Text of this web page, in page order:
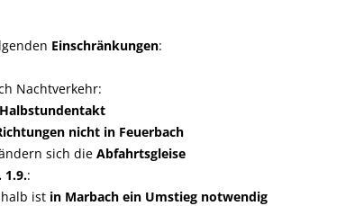
Einschränkungen:
Nachtverkehr:
Halbstundentakt
nicht in Feuerbach
sich die Abfahrtsgleise
1.9.:
ist in Marbach ein Umstieg notwendig